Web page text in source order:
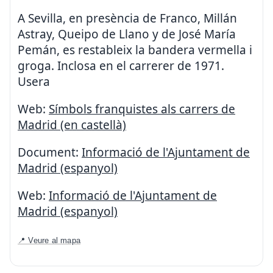
A Sevilla, en presència de Franco, Millán
Astray, Queipo de Llano y de José María
Pemán, es restableix la bandera vermella i
groga. Inclosa en el carrerer de 1971.
Usera
Web: Símbols franquistes als carrers de
Madrid (en castellà)
Document: Informació de l'Ajuntament de
Madrid (espanyol)
Web: Informació de l'Ajuntament de
Madrid (espanyol)
📍 Veure al mapa